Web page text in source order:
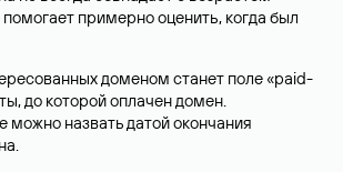
примерно оценить, когда был
доменом станет поле «paid-
до которой оплачен домен.
можно назвать датой окончания